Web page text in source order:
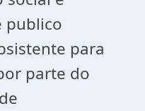
publico
para
parte do